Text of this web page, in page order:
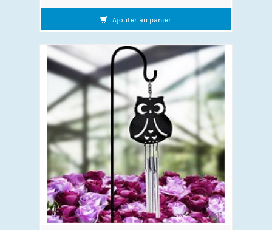
Ajouter au panier